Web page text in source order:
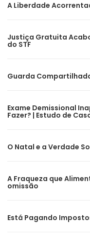
A Liberdade
Justiça Gratuita
do STF
Guarda
Exame Demissional
Fazer? | Estudo de
O Natal e a Verdade
A Fraqueza que
omissão
Está Pagando